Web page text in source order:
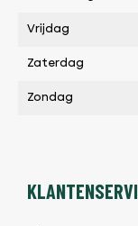
Vrijdag
Zaterdag
Zondag